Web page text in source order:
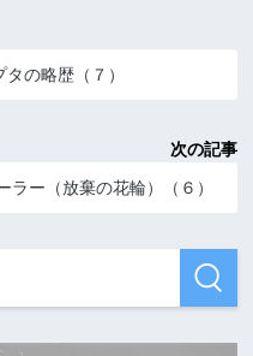
の略歴（７）
次の記事
ラー（放棄の花輪）（６）